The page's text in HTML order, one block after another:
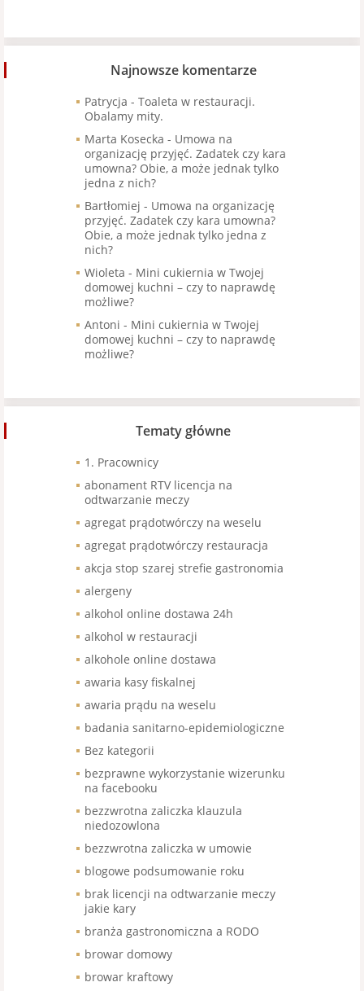
Najnowsze komentarze
Patrycja - Toaleta w restauracji.
Obalamy mity.
Marta Kosecka - Umowa na
organizację przyjęć. Zadatek czy kara
umowna? Obie, a może jednak tylko
jedna z nich?
Bartłomiej - Umowa na organizację
przyjęć. Zadatek czy kara umowna?
Obie, a może jednak tylko jedna z
nich?
Wioleta - Mini cukiernia w Twojej
domowej kuchni – czy to naprawdę
możliwe?
Antoni - Mini cukiernia w Twojej
domowej kuchni – czy to naprawdę
możliwe?
Tematy główne
1. Pracownicy
abonament RTV licencja na
odtwarzanie meczy
agregat prądotwórczy na weselu
agregat prądotwórczy restauracja
akcja stop szarej strefie gastronomia
alergeny
alkohol online dostawa 24h
alkohol w restauracji
alkohole online dostawa
awaria kasy fiskalnej
awaria prądu na weselu
badania sanitarno-epidemiologiczne
Bez kategorii
bezprawne wykorzystanie wizerunku
na facebooku
bezzwrotna zaliczka klauzula
niedozowlona
bezzwrotna zaliczka w umowie
blogowe podsumowanie roku
brak licencji na odtwarzanie meczy
jakie kary
branża gastronomiczna a RODO
browar domowy
browar kraftowy